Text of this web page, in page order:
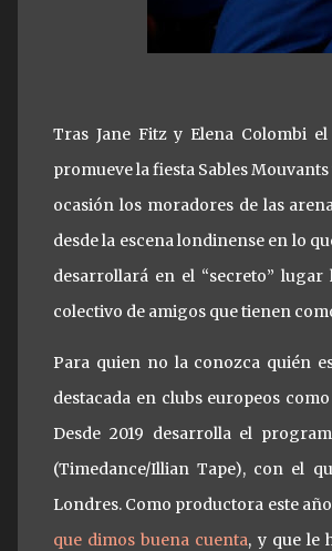
Tras Jane Fitz y Elena Colombi
promueve la fiesta Sables
ocasión los moradores de las
desde la escena londinense en lo
desarrollará en el “secreto”
colectivo de amigos que tienen
Para quien no la conozca quién
destacada en clubs europeos
Desde 2019 desarrolla el
(Timedance/Illian Tape), con el
Londres. Como productora este
que dimos buena cuenta, y que le